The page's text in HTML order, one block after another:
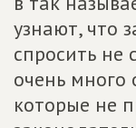
узнают, что
спросить не
очень много
которые не